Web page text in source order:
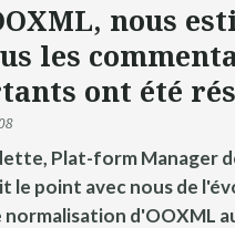
nous
les
ont été
Plat-form Manager
le point avec nous de
normalisation d'OOXML